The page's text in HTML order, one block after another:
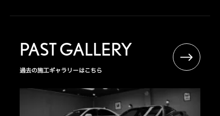
PAST GALLERY
過去の施工ギャラリーはこちら